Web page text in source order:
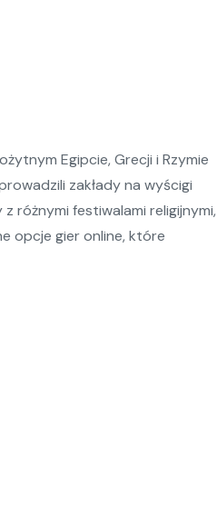
Egipcie, Grecji i Rzymie
zakłady na wyścigi
różnymi festiwalami religijnymi,
opcje gier online, które